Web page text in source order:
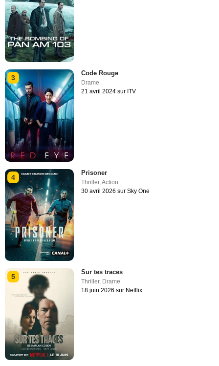
3
Code Rouge
Drame
21 avril 2024 sur ITV
4
Prisoner
Thriller,Action
30 avril 2026 sur Sky One
5
Sur tes traces
Thriller, Drame
18 juin 2026 sur Netflix